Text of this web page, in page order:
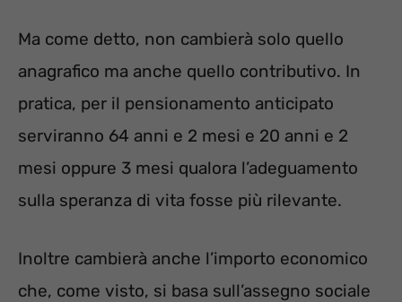
Ma come detto, non cambierà solo quello
anagrafico ma anche quello contributivo. In
pratica, per il pensionamento anticipato
serviranno 64 anni e 2 mesi e 20 anni e 2
mesi oppure 3 mesi qualora l’adeguamento
sulla speranza di vita fosse più rilevante.
Inoltre cambierà anche l’importo economico
che, come visto, si basa sull’assegno sociale